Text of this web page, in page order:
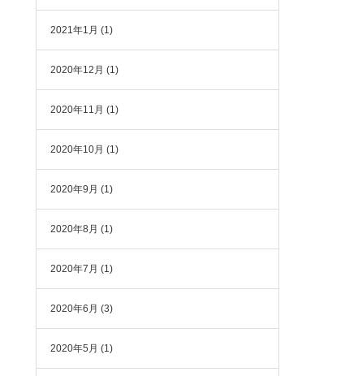
2021年1月 (1)
2020年12月 (1)
2020年11月 (1)
2020年10月 (1)
2020年9月 (1)
2020年8月 (1)
2020年7月 (1)
2020年6月 (3)
2020年5月 (1)